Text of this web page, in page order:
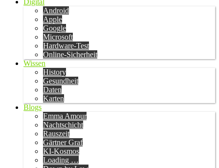
Digital
Android
Apple
Google
Microsoft
Hardware-Test
Online-Sicherheit
Wissen
History
Gesundheit
Daten
Karten
Blogs
Emma Amour
Nachtschicht
Rauszeit
Gärtner Graf
KI-Kosmos
Loading …